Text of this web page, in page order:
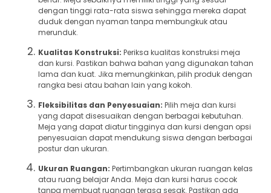
dengan tinggi rata-rata siswa sehingga mereka dapat
duduk dengan nyaman tanpa membungkuk atau
merunduk.
Kualitas Konstruksi: Periksa kualitas konstruksi meja
dan kursi. Pastikan bahwa bahan yang digunakan tahan
lama dan kuat. Jika memungkinkan, pilih produk dengan
rangka besi atau bahan lain yang kokoh.
Fleksibilitas dan Penyesuaian: Pilih meja dan kursi
yang dapat disesuaikan dengan berbagai kebutuhan.
Meja yang dapat diatur tingginya dan kursi dengan opsi
penyesuaian dapat mendukung siswa dengan berbagai
postur dan ukuran.
Ukuran Ruangan: Pertimbangkan ukuran ruangan kelas
atau ruang belajar Anda. Meja dan kursi harus cocok
tanpa membuat ruangan terasa sesak. Pastikan ada